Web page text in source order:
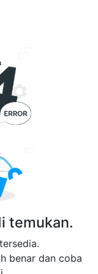
temukan.
benar dan coba